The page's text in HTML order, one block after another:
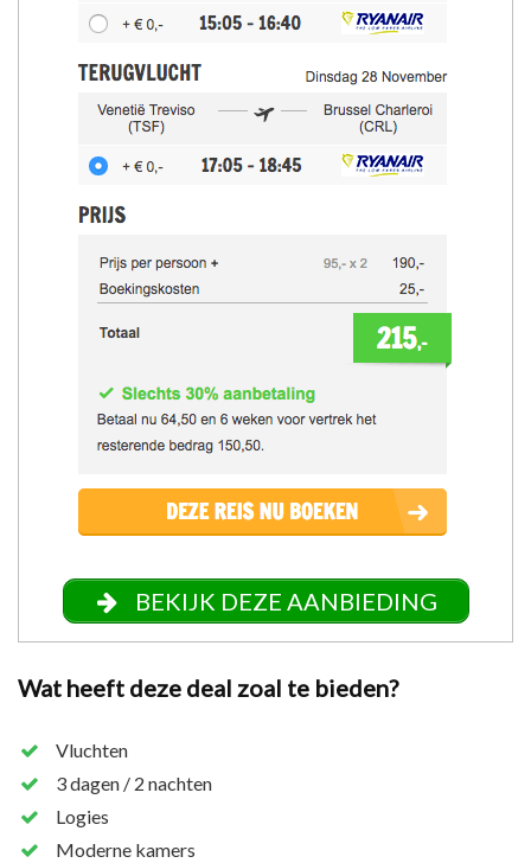
BEKIJK DEZE AANBIEDING
Wat heeft deze deal zoal te bieden?
Vluchten
3 dagen / 2 nachten
Logies
Moderne kamers